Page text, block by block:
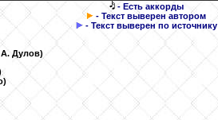
- Есть аккорды
- Текст выверен автором
- Текст выверен по источнику
А. Дулов)